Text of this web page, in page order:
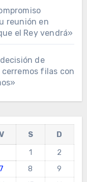
reunión en
el Rey vendrá»
de
filas con
S
D
1
2
7 8
9